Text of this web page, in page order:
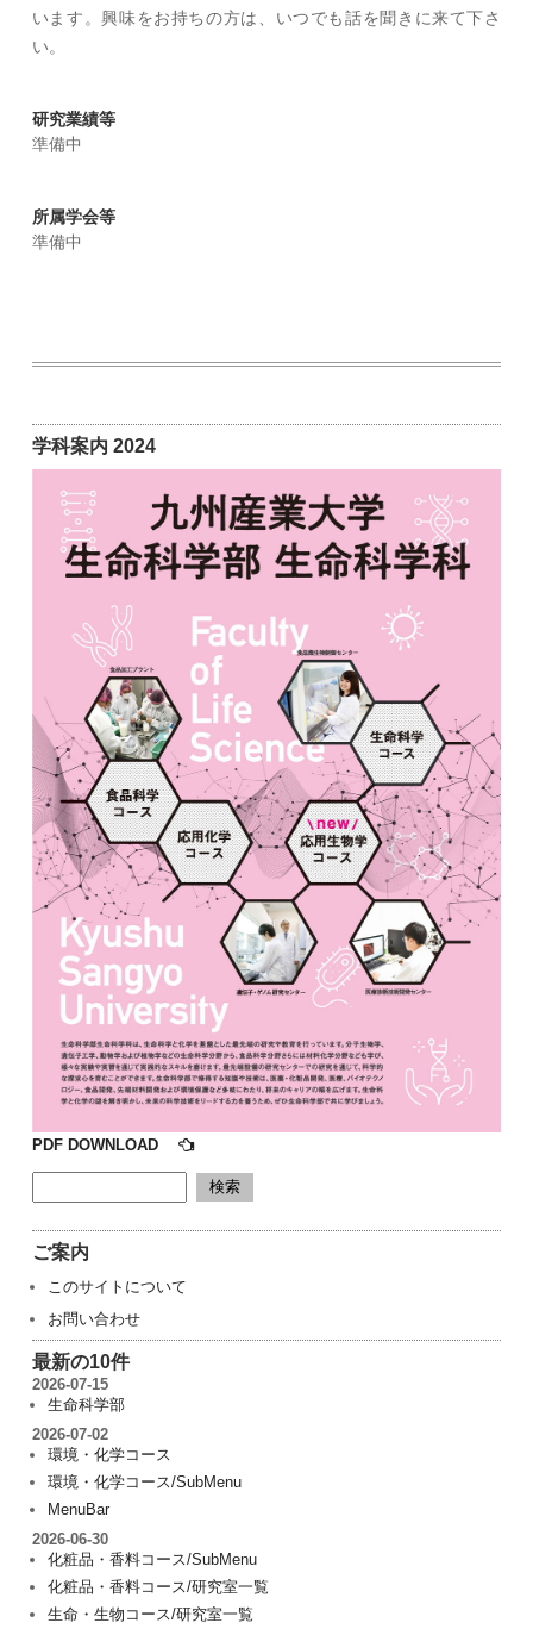
います。興味をお持ちの方は、いつでも話を聞きに来て下さ
い。
研究業績等
準備中
所属学会等
準備中
学科案内 2024
PDF DOWNLOAD
ご案内
このサイトについて
お問い合わせ
最新の10件
2026-07-15
生命科学部
2026-07-02
環境・化学コース
環境・化学コース/SubMenu
MenuBar
2026-06-30
化粧品・香料コース/SubMenu
化粧品・香料コース/研究室一覧
生命・生物コース/研究室一覧